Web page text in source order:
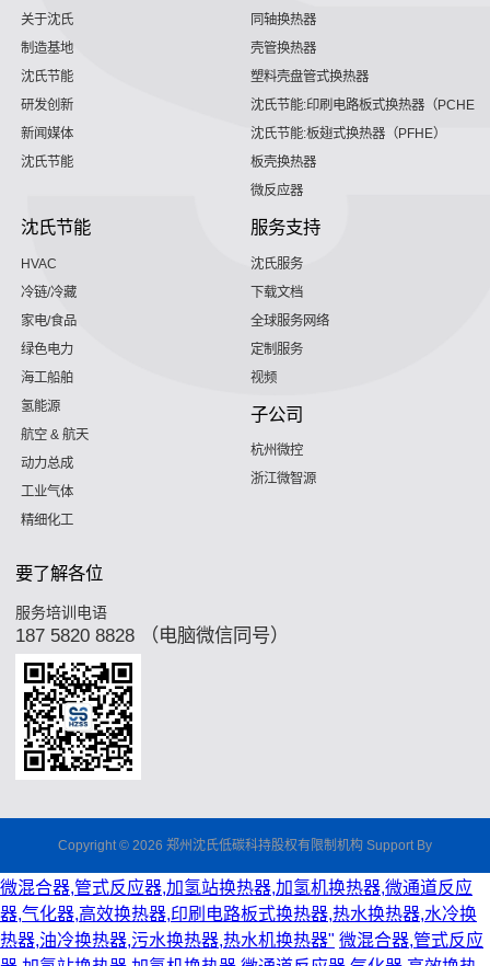
关于沈氏
制造基地
沈氏节能
研发创新
新闻媒体
沈氏节能
同轴换热器
壳管换热器
塑料壳盘管式换热器
沈氏节能:印刷电路板式换热器（PCHE）
沈氏节能:板翅式换热器（PFHE）
板壳换热器
微反应器
沈氏节能
HVAC
冷链/冷藏
家电/食品
绿色电力
海工船舶
氢能源
航空 & 航天
动力总成
工业气体
精细化工
服务支持
沈氏服务
下载文档
全球服务网络
定制服务
视频
子公司
杭州微控
浙江微智源
要了解各位
服务培训电语
187 5820 8828 （电脑微信同号）
Copyright © 2026 郑州沈氏低碳科持股权有限制机构 Support By
微混合器,管式反应器,加氢站换热器,加氢机换热器,微通道反应
器,气化器,高效换热器,印刷电路板式换热器,热水换热器,水冷换
热器,油冷换热器,污水换热器,热水机换热器" 微混合器,管式反应